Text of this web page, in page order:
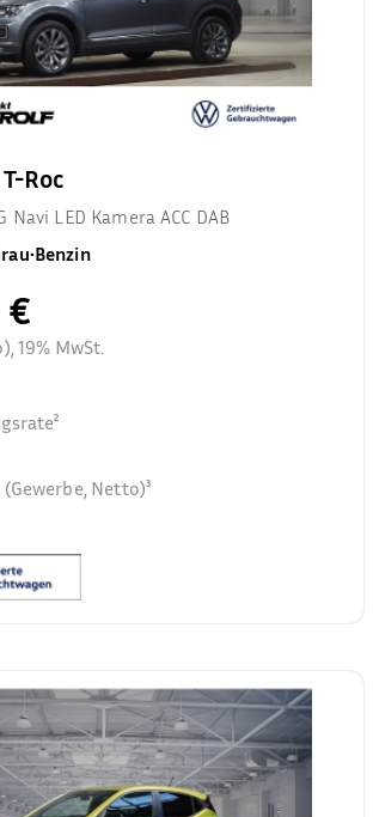
Roc
Navi LED Kamera ACC DAB
•Benzin
€
19% MwSt.
Netto)³